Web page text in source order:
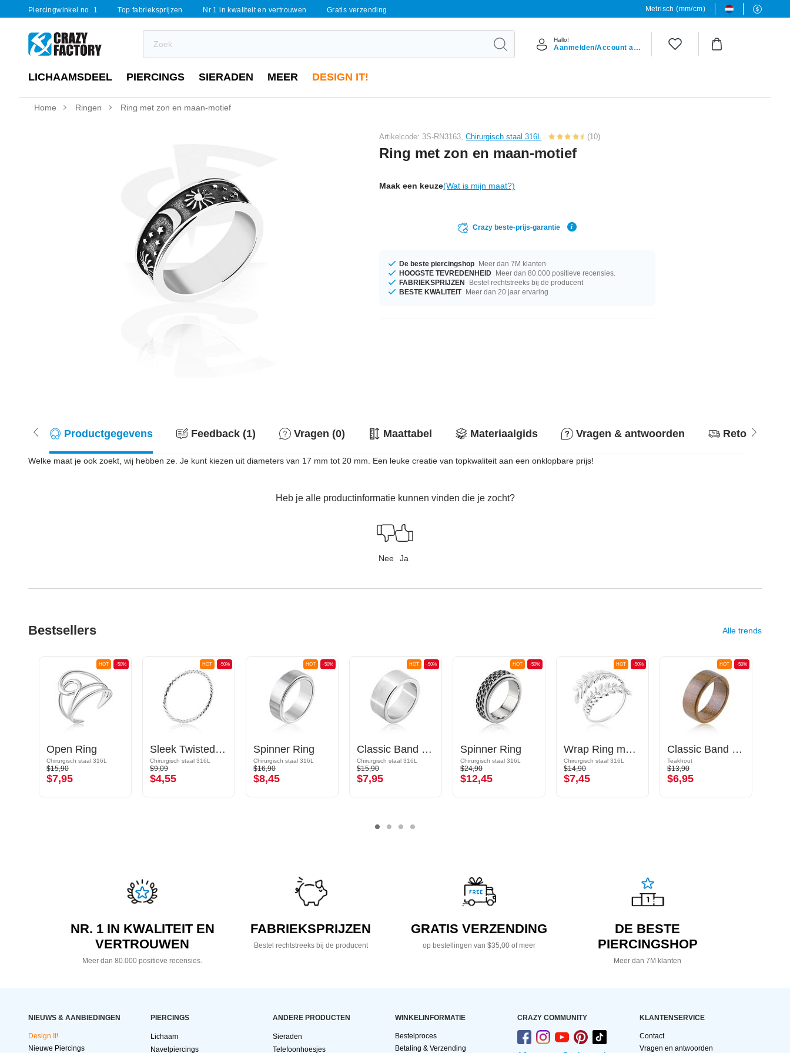
Piercingwinkel no. 1 Top fabrieksprijzen Nr 1 in kwaliteit en vertrouwen Gratis verzending Metrisch (mm/cm)
Hallo!
Aanmelden/Account aanmaken
LICHAAMSDEEL PIERCINGS SIERADEN MEER DESIGN IT!
Home Ringen Ring met zon en maan-motief
Artikelcode: 3S-RN3163,Chirurgisch staal 316L (10)
Ring met zon en maan-motief
Maak een keuze(Wat is mijn maat?)
Crazy beste-prijs-garantie
De beste piercingshop Meer dan 7M klanten
HOOGSTE TEVREDENHEID Meer dan 80.000 positieve recensies.
FABRIEKSPRIJZEN
Bestel rechtstreeks bij de producent
BESTE KWALITEIT Meer dan 20 jaar ervaring
Productgegevens Feedback (1) Vragen (0) Maattabel Materiaalgids Vragen & antwoorden Retourbeleid
Welke maat je ook zoekt, wij hebben ze. Je kunt kiezen uit diameters van 17 mm tot 20 mm. Een leuke creatie van topkwaliteit aan een onklopbare prijs!
Heb je alle productinformatie kunnen vinden die je zocht?
Nee Ja
Bestsellers Alle trends
-50%
HOT
Open Ring
Chirurgisch staal 316L
$15,90
$7,95
-50%
HOT
Sleek Twisted Ring
Chirurgisch staal 316L
$9,09
$4,55
-50%
HOT
Spinner Ring
Chirurgisch staal 316L
$16,90
$8,45
-50%
HOT
Classic Band Ring
Chirurgisch staal 316L
$15,90
$7,95
-50%
HOT
Spinner Ring
Chirurgisch staal 316L
$24,90
$12,45
-50%
HOT
Wrap Ring met blad-motief
Chirurgisch staal 316L
$14,90
$7,45
-50%
HOT
Classic Band Ring
Teakhout
$13,90
$6,95
NR. 1 IN KWALITEIT EN
VERTROUWEN
Meer dan 80.000 positieve recensies.
FABRIEKSPRIJZEN
Bestel rechtstreeks bij de producent
GRATIS VERZENDING
op bestellingen van $35,00 of meer
DE BESTE
PIERCINGSHOP
Meer dan 7M klanten
NIEUWS & AANBIEDINGEN
Design It!
Nieuwe Piercings
PIERCINGS
Lichaam
Navelpiercings
ANDERE PRODUCTEN
Sieraden
Telefoonhoesjes
WINKELINFORMATIE
Bestelproces
Betaling & Verzending
CRAZY COMMUNITY KLANTENSERVICE
Contact
Vragen en antwoorden